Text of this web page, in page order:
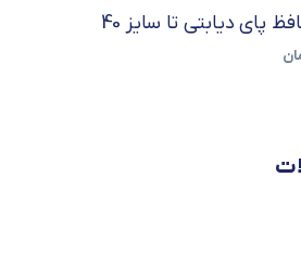
دیابتی تا سایز 40